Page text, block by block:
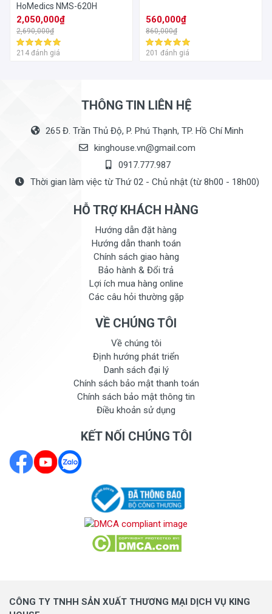
HoMedics NMS-620H
2,050,000₫
2,690,000₫
214 đánh giá
560,000₫
860,000₫
201 đánh giá
THÔNG TIN LIÊN HỆ
265 Đ. Trần Thủ Độ, P. Phú Thạnh, TP. Hồ Chí Minh
kinghouse.vn@gmail.com
0917.777.987
Thời gian làm việc từ Thứ 02 - Chủ nhật (từ 8h00 - 18h00)
HỖ TRỢ KHÁCH HÀNG
Hướng dẫn đặt hàng
Hướng dẫn thanh toán
Chính sách giao hàng
Bảo hành & Đổi trả
Lợi ích mua hàng online
Các câu hỏi thường gặp
VỀ CHÚNG TÔI
Về chúng tôi
Định hướng phát triển
Danh sách đại lý
Chính sách bảo mật thanh toán
Chính sách bảo mật thông tin
Điều khoản sử dụng
KẾT NỐI CHÚNG TÔI
CÔNG TY TNHH SẢN XUẤT THƯƠNG MẠI DỊCH VỤ KING